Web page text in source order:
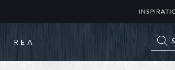
REA